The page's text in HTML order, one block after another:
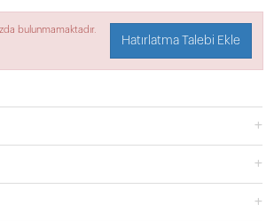
bulunmamaktadır.
Hatırlatma Talebi Ekle